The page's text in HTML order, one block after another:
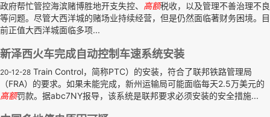
政府帮忙管控海滨赌博胜地开支失控、 高额税收，以及管理不善治理不良
等问题。尽管大西洋城的赌场业持续经营，但是仍然面临著财务困境。目
前正值大西洋城面临多项...
新泽西火车完成自动控制车速系统安装
20-12-28 Train Control，简称PTC）的安装，符合了联邦铁路管理局
（FRA）的要求。如果未能完成，新州运输局可能面临每天2.5万美元的
高额罚款。据abc7NY报导，该系统是联邦要求必须安装的安全措施...